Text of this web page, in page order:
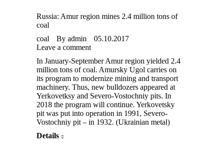
Russia: Amur region mines 2.4 million tons of
coal
coal
By admin
05.10.2017
Leave a comment
In January-September Amur region yielded 2.4
million tons of coal. Amursky Ugol carries on
its program to modernize mining and transport
machinery. Thus, new bulldozers appeared at
Yerkovetksy and Severo-Vostochniy pits. In
2018 the program will continue. Yerkovetsky
pit was put into operation in 1991, Severo-
Vostochniy pit – in 1932. (Ukrainian metal)
Details